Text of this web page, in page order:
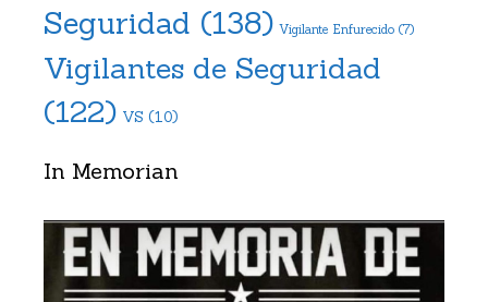
Seguridad (138) Vigilante Enfurecido (7)
Vigilantes de Seguridad
(122) VS (10)
In Memorian